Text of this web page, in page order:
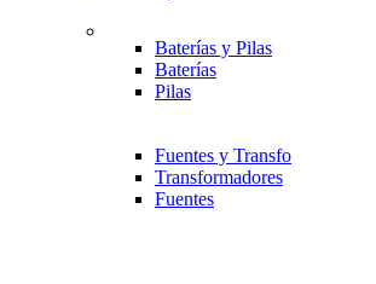
Baterías y Pilas
Baterías
Pilas
Fuentes y Transfo
Transformadores
Fuentes